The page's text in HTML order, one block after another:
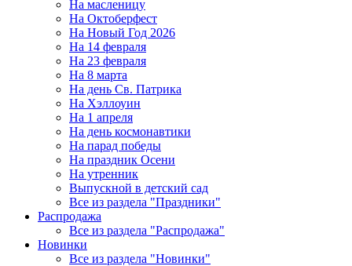
На масленицу
На Октоберфест
На Новый Год 2026
На 14 февраля
На 23 февраля
На 8 марта
На день Св. Патрика
На Хэллоуин
На 1 апреля
На день космонавтики
На парад победы
На праздник Осени
На утренник
Выпускной в детский сад
Все из раздела "Праздники"
Распродажа
Все из раздела "Распродажа"
Новинки
Все из раздела "Новинки"